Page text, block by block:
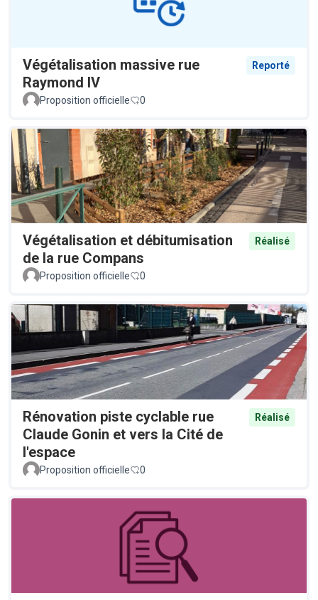
Végétalisation massive rue
Raymond IV
Reporté
Proposition officielle 0
Végétalisation et débitumisation
de la rue Compans
Réalisé
Proposition officielle 0
Rénovation piste cyclable rue
Claude Gonin et vers la Cité de
l'espace
Réalisé
Proposition officielle 0